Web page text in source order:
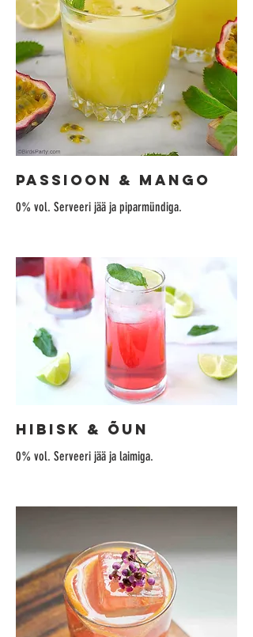
PASSIOON & MANGO
0% vol. Serveeri jää ja piparmündiga.
HIBISK & ÕUN
0% vol. Serveeri jää ja laimiga.